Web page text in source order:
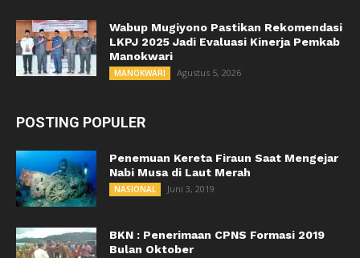
Wabup Mugiyono Pastikan Rekomendasi
LKPJ 2025 Jadi Evaluasi Kinerja Pemkab
Manokwari
MANOKWARI Agustus 5, 2026
POSTING POPULER
Penemuan Kereta Firaun Saat Mengejar
Nabi Musa di Laut Merah
NASIONAL Juni 3, 2019
BKN : Penerimaan CPNS Formasi 2019
Bulan Oktober